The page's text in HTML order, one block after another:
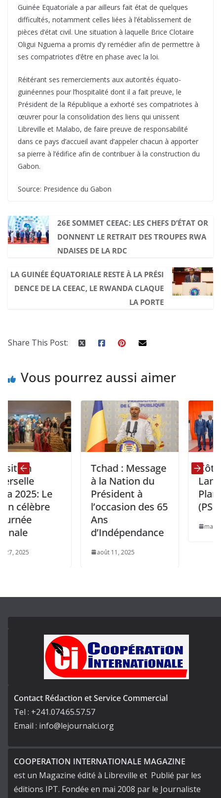
Guinée Equatoriale a par ailleurs fait état de quelques
difficultés, notamment celles liées à l’établissement de
pièces d’état civil. Une situation à laquelle Brice Clotaire
Oligui Nguema a promis d’y remédier afin de permettre à
ses compatriotes d’être en phase avec la loi.
Réitérant ses remerciements aux autorités équato-
guinéennes pour l’hospitalité dont il a fait preuve, le
Président de la République a exhorté ses compatriotes à
œuvrer pour la consolidation des liens qui unissent
Libreville et Malabo, de faire preuve de responsabilité
dans ce pays d’accueil avant d’appeler chacun à apporter
sa pierre à l’édifice afin de contribuer à la construction du
Gabon.
Source: Presidence du Gabon
26E SOMMET CEEAC: LES CHEFS D’ÉTAT OR
DONNENT LE RETRAIT DES TROUPES RWA
NDAISES DE LA RDC
LA GUINÉE ÉQUATORIALE RESTE À LA PRÉSI
DENCE DE LA CEEAC, LE RWANDA CLAQUE
LA PORTE
Share This Post:
Vous pourrez aussi aimer
Le
Tchad : Message
à la Nation du
Président à
l’occasion des 65
d’Indépendance
août 11, 2025
Côte
Plan
mars 14, 2025
Contact Rédaction et Service Commercial
Tel : +241.074.65.57.57
Email : info@lejournalci.org
COOPERATION INTERNATIONALE MAGAZINE
est un Magazine édité à Libreville et Publié par les
éditions IPT. Fondée en mai 2008 par le Journaliste